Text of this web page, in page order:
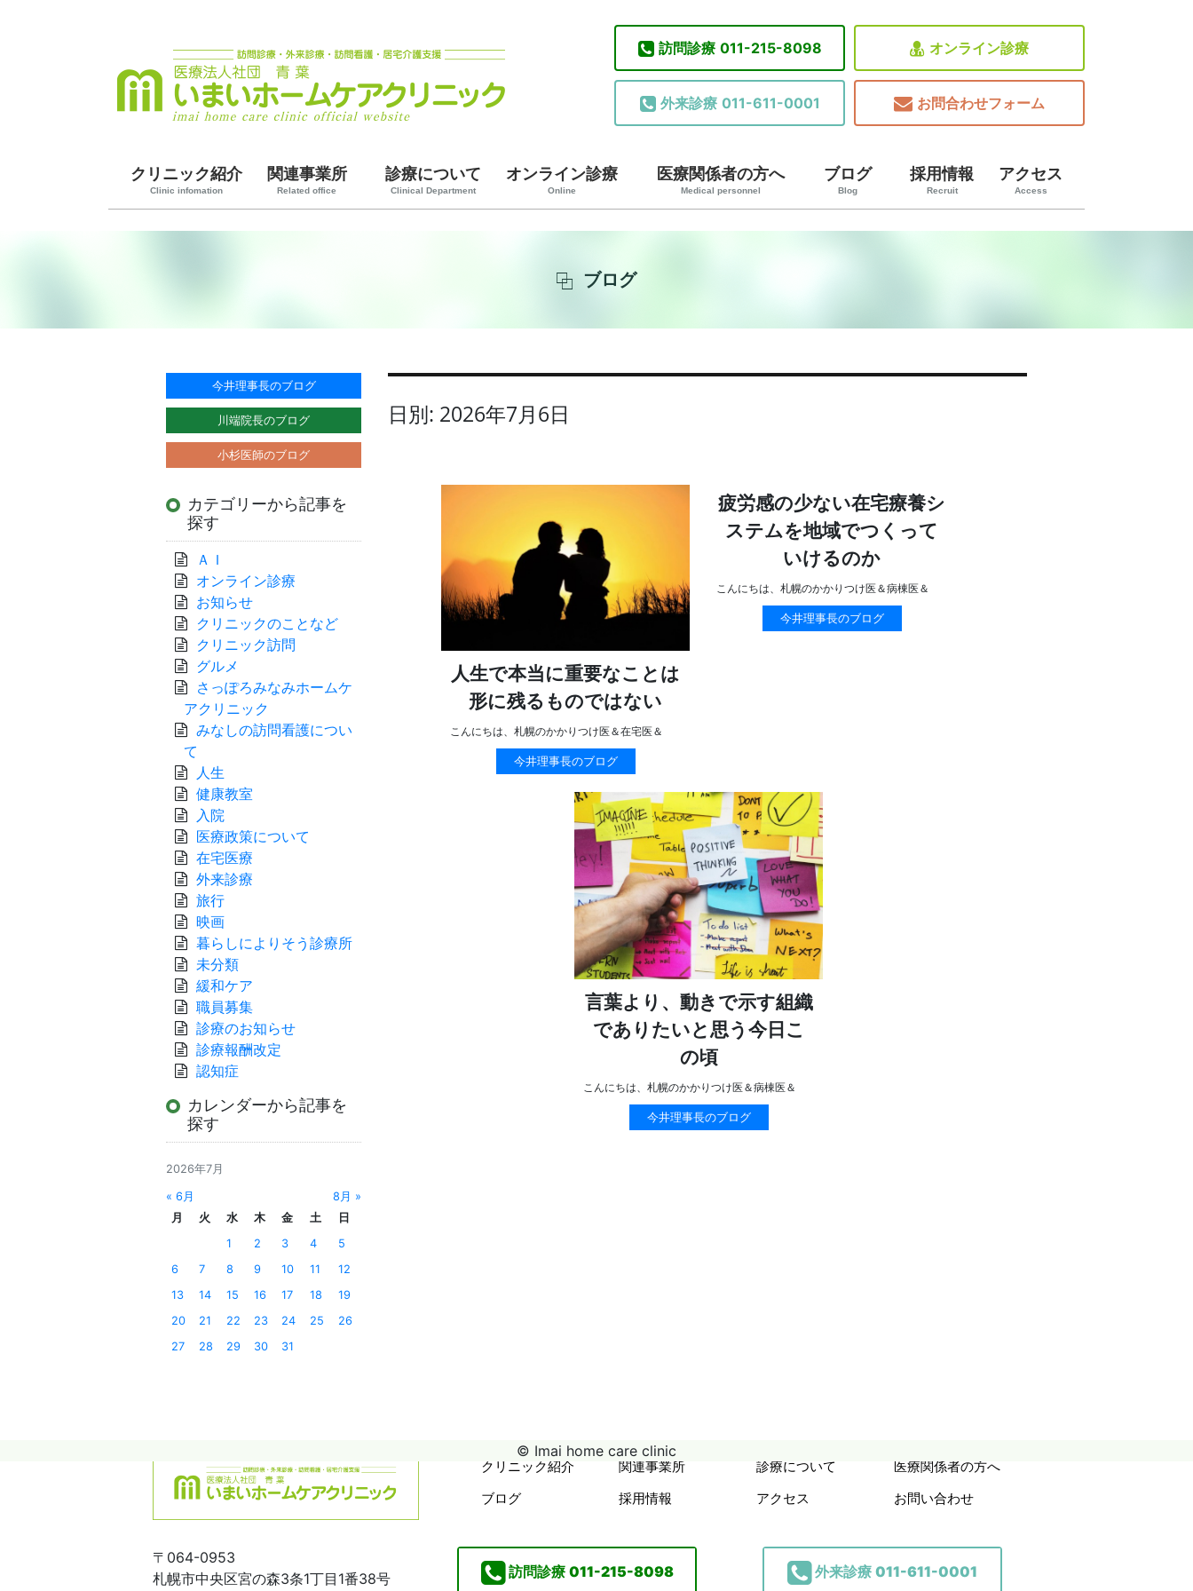
訪問診療 011-215-8098
外来診療 011-611-0001
オンライン診療
お問合わせフォーム
クリニック紹介
Clinic infomation
関連事業所
Related office
診療について
Clinical Department
オンライン診療
Online
医療関係者の方へ
Medical personnel
ブログ
Blog
採用情報
Recruit
アクセス
Access
ブログ
日別: 2026年7月6日
人生で本当に重要なことは
形に残るものではない
こんにちは、札幌のかかりつけ医＆在宅医＆
今井理事長のブログ
疲労感の少ない在宅療養シ
ステムを地域でつくって
いけるのか
こんにちは、札幌のかかりつけ医＆病棟医＆
今井理事長のブログ
言葉より、動きで示す組織
でありたいと思う今日こ
の頃
こんにちは、札幌のかかりつけ医＆病棟医＆
今井理事長のブログ
今井理事長のブログ
川端院長のブログ
小杉医師のブログ
カテゴリーから記事を
探す
ＡＩ
オンライン診療
お知らせ
クリニックのことなど
クリニック訪問
グルメ
さっぽろみなみホームケ
アクリニック
みなしの訪問看護につい
て
人生
健康教室
入院
医療政策について
在宅医療
外来診療
旅行
映画
暮らしによりそう診療所
未分類
緩和ケア
職員募集
診療のお知らせ
診療報酬改定
認知症
カレンダーから記事を
探す
2026年7月
« 6月
8月 »
月
火 水 木 金 土
日
1
2 3 4
5
6
7 8 9 10 11
12
13
14 15 16 17 18
19
20
21 22 23 24 25
26
27
28 29 30 31
クリニック紹介 関連事業所 診療について
医療関係者の方へ
ブログ
採用情報 アクセス お問い合わせ
〒064-0953
札幌市中央区宮の森3条1丁目1番38号
訪問診療 011-215-8098 外来診療 011-611-0001
© Imai home care clinic